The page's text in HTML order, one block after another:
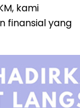
kami
finansial yang